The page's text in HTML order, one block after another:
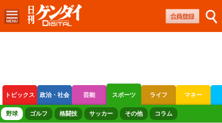
トピックス 政治・社会 芸能 スポーツ ライフ マネー
ボートレース 競輪 オートレース
野球 ゴルフ 格闘技 サッカー その他 コラム